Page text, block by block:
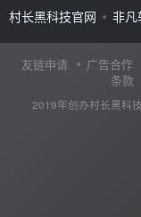
村长黑科技官网 非凡
友链申请 广告合作
条款
2019年创办村长黑科